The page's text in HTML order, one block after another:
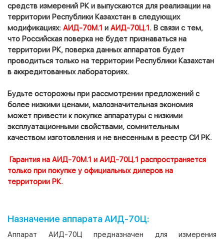
средств измерений РК и выпускаются для реализации на
территории Республики Казахстан в следующих
модификациях: АИД-70М.1 и АИД-70Ц.1. В связи с тем,
что Российская поверка не будет признаваться на
территории РК, поверка данных аппаратов будет
проводиться только на территории Республики Казахстан
в аккредитованных лабораториях.
Будьте осторожны при рассмотрении предложений с
более низкими ценами, малозначительная экономия
может привести к покупке аппаратуры с низкими
эксплуатационными свойствами, сомнительным
качеством изготовления и не внесенным в реестр СИ РК.
Гарантия на АИД-70М.1 и АИД-70Ц.1 распространяется
только при покупке у официальных дилеров на
территории РК.
Назначение аппарата АИД-70Ц:
Аппарат АИД-70Ц предназначен для измерения